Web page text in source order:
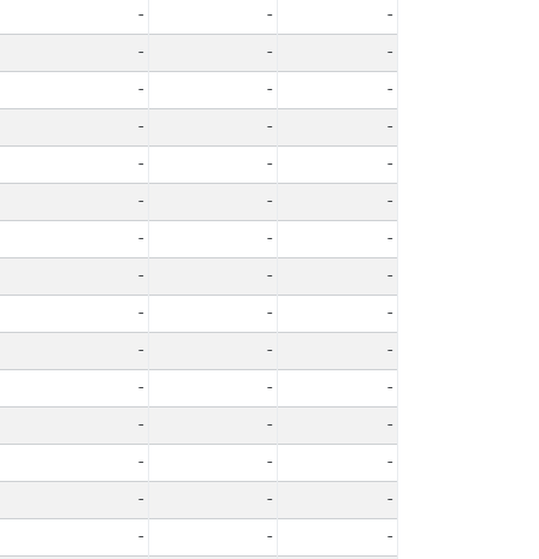
- -
-
- -
-
- -
-
- -
-
- -
-
- -
-
- -
-
- -
-
- -
-
- -
-
- -
-
- -
-
- -
-
- -
-
- -
-